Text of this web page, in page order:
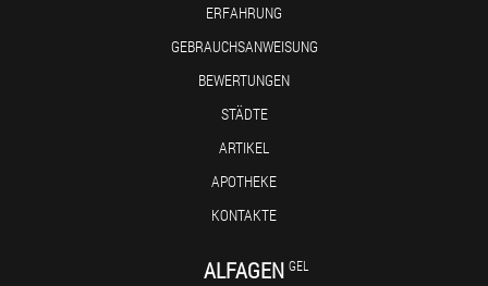
ERFAHRUNG
GEBRAUCHSANWEISUNG
BEWERTUNGEN
STÄDTE
ARTIKEL
APOTHEKE
KONTAKTE
ALFAGEN GEL